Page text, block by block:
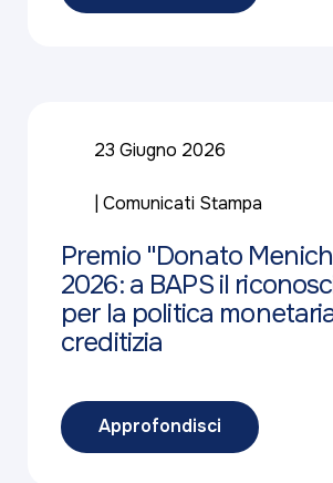
23 Giugno 2026
Comunicati Stampa
Premio "Donato
2026: a BAPS il
per la politica
creditizia
Approfondisci